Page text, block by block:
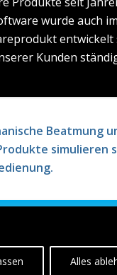
Alles
wurde auch
Kunden
Beatmung
simulieren